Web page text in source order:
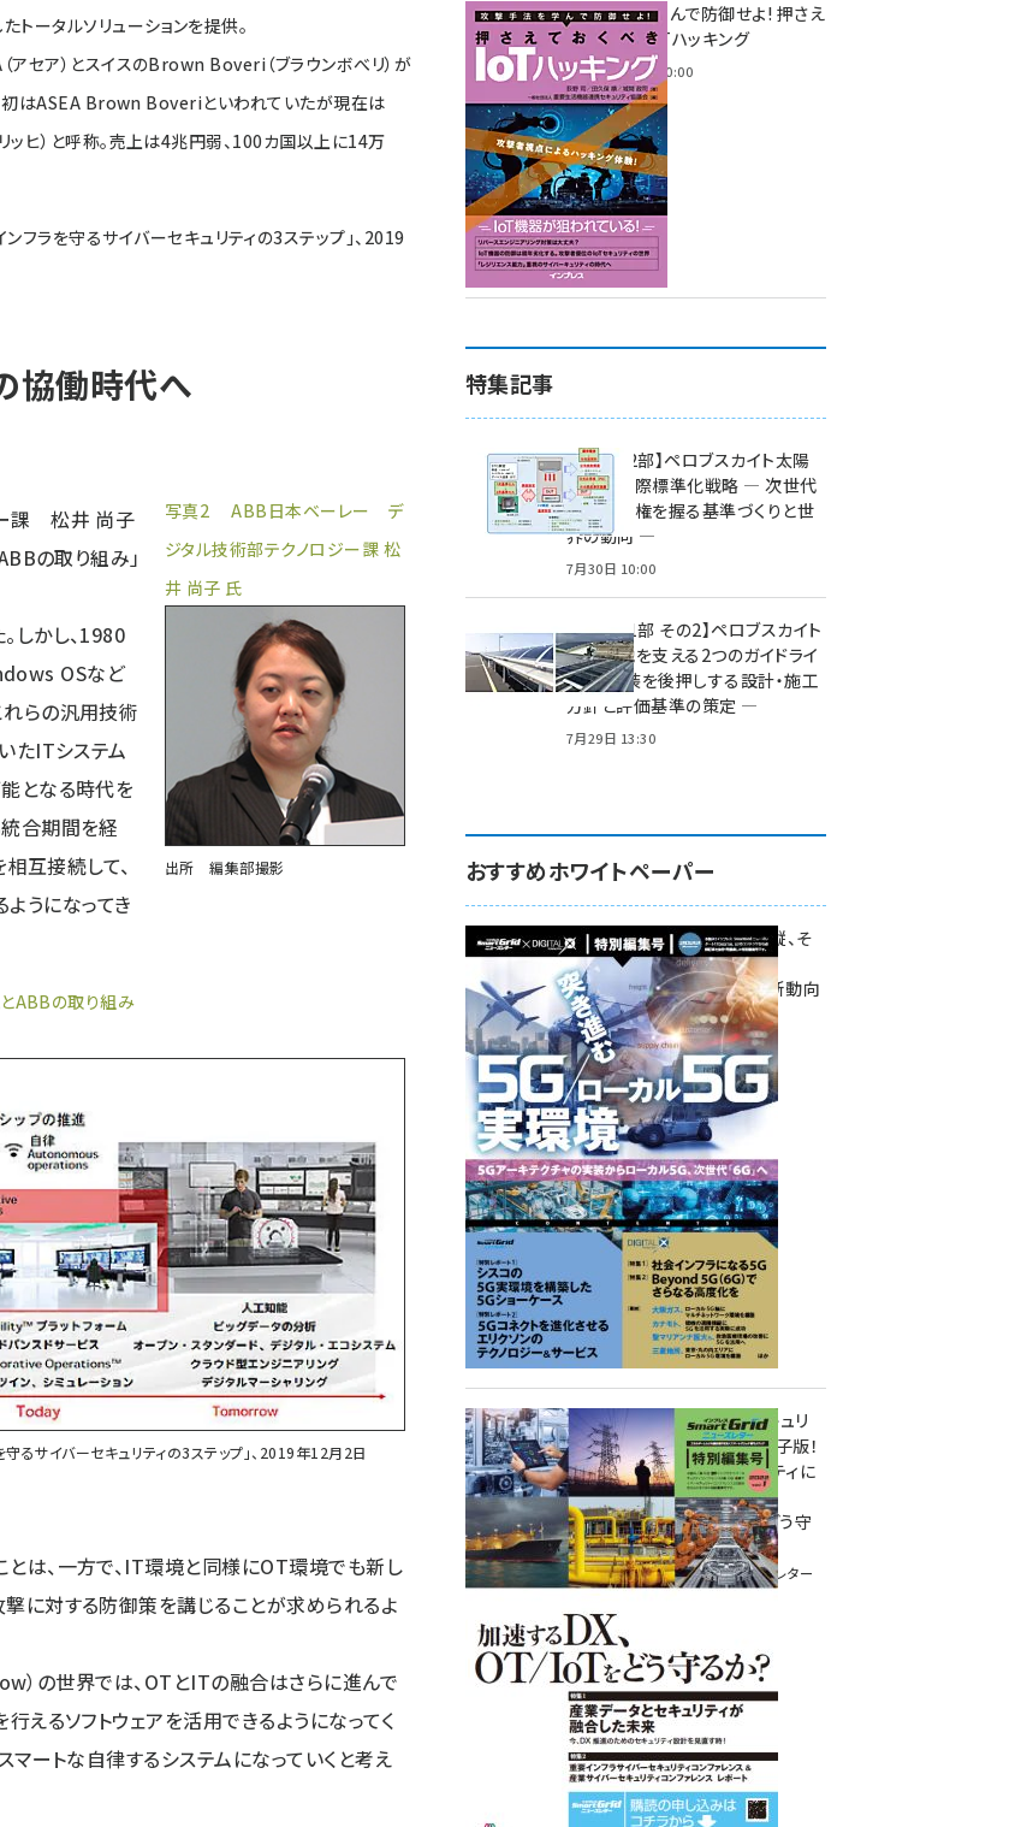
トータルソリューションを提供。
アセア）とスイスのBrown Boveri（ブラウンボべリ）が
初はASEA Brown Boveriといわれていたが現在は
リッヒ）と呼称。売上は4兆円弱、100カ国以上に14万
を守るサイバーセキュリティの3ステップ」、2019
協働時代へ
写真2 ABB日本ベーレー デ
ジタル技術部テクノロジー課 松
井 尚子 氏
出所 編集部撮影
課 松井 尚子
の取り組み」
しかし、1980
OSなど
れらの汎用技術
たITシステム
となる時代を
統合期間を経
互接続して、
うになってき
ABBの取り組み
イバーセキュリティの3ステップ」、2019年12月2日
は、一方で、IT環境と同様にOT環境でも新し
に対する防御策を講じることが求められるよ
）の世界では、OTとITの融合はさらに進んで
えるソフトウェアを活用できるようになってく
マートな自律するシステムになっていくと考え
攻撃手法を学んで防御せよ! 押さえ
ておくべきIoTハッキング
2022年6月14日 0:00
特集記事
特集【第2部】ペロブスカイト太陽
電池の国際標準化戦略 ― 次世代
市場の覇権を握る基準づくりと世
界の動向 ―
7月30日 10:00
特集【第1部 その2】ペロブスカイト
太陽電池を支える2つのガイドライ
ン ― 実装を後押しする設計・施工
方針と評価基準の策定 ―
7月29日 13:30
おすすめホワイトペーパー
環境対策、建機の遠隔操縦、そ
して医療。
次世代通信規格「5G」最新動向
をこの1冊で学ぶ
SmartGrid ニューズレター ×
DIGITAL X 特別編集号 2022
Summer
重要インフラサイバーセキュリ
ティコンファレンス特別電子版！
― 産業サイバーセキュリティに
関わる全ての方へ！ ―
加速するDX、OT/IoTをどう守
るか？
インプレス SmartGridニューズレター